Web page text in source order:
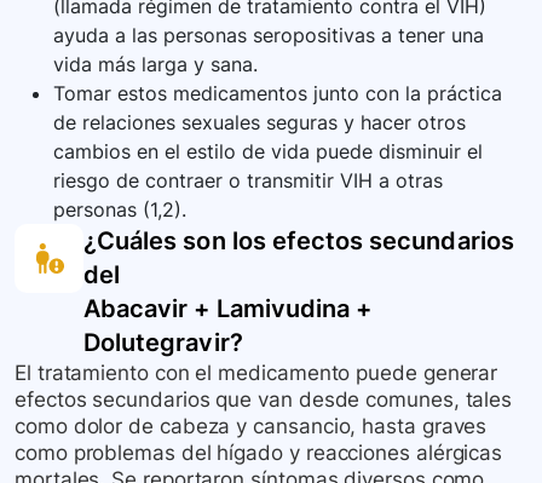
(llamada régimen de tratamiento contra el VIH)
ayuda a las personas seropositivas a tener una
vida más larga y sana.
Tomar estos medicamentos junto con la práctica
de relaciones sexuales seguras y hacer otros
cambios en el estilo de vida puede disminuir el
riesgo de contraer o transmitir VIH a otras
personas (1,2).
¿Cuáles son los efectos secundarios
del
Abacavir + Lamivudina +
Dolutegravir?
El tratamiento con el medicamento puede generar
efectos secundarios que van desde comunes, tales
como dolor de cabeza y cansancio, hasta graves
como problemas del hígado y reacciones alérgicas